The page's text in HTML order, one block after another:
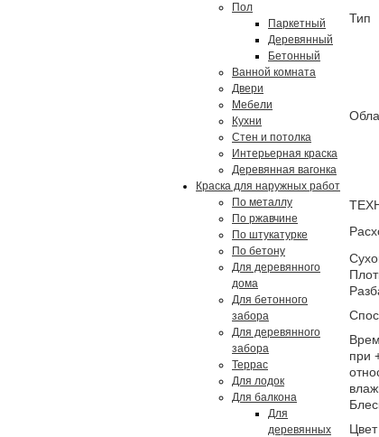
Пол
Паркетный
Деревянный
Бетонный
Ванной комната
Двери
Мебели
Кухни
Стен и потолка
Интерьерная краска
Деревянная вагонка
Краска для наружных работ
По металлу
По ржавчине
По штукатурке
По бетону
Для деревянного
дома
Для бетонного
забора
Для деревянного
забора
Террас
Для лодок
Для балкона
Для
деревянных
Тип
при
Цвет